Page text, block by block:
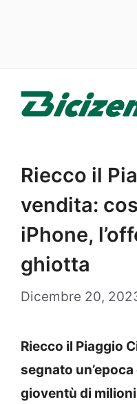
Riecco il
vendita:
iPhone,
ghiotta
Dicembre 20,
Riecco il Piaggio
segnato
gioventù di